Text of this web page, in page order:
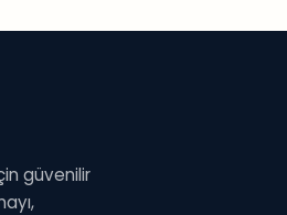
güvenilir